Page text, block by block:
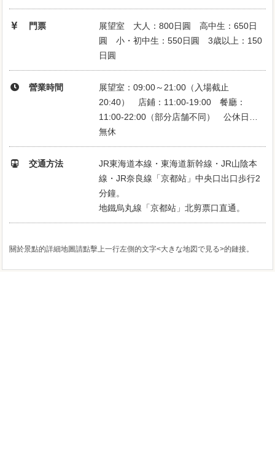
門票
展望室 大人：800日圓 高中生：650日
圓 小・初中生：550日圓 3歳以上：150
日圓
營業時間
展望室：09:00～21:00（入場截止
20:40） 店鋪：11:00-19:00 餐廳：
11:00-22:00（部分店舗不同） 公休日…
無休
交通方法
JR東海道本線・東海道新幹線・JR山陰本
線・JR奈良線「京都站」中央口出口歩行2
分鐘。
地鐵烏丸線「京都站」北剪票口直通。
關於景點的詳細地圖請點擊上一行左側的文字<大きな地図で見る>的鏈接。